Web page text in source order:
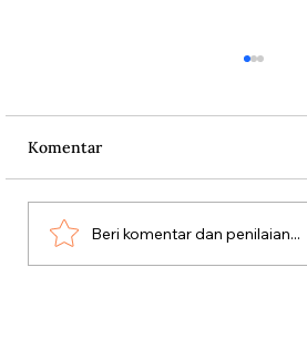
Misteri Gunung Kawi
Komentar
Beri komentar dan penilaian...